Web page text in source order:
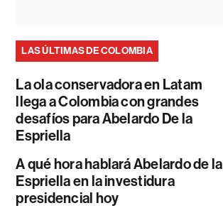
LAS ÚLTIMAS DE COLOMBIA
La ola conservadora en Latam
llega a Colombia con grandes
desafíos para Abelardo De la
Espriella
A qué hora hablará Abelardo de la
Espriella en la investidura
presidencial hoy